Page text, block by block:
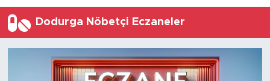
Dodurga Nöbetçi Eczaneler
Tüm Manşetler
Son Dakika Haberleri